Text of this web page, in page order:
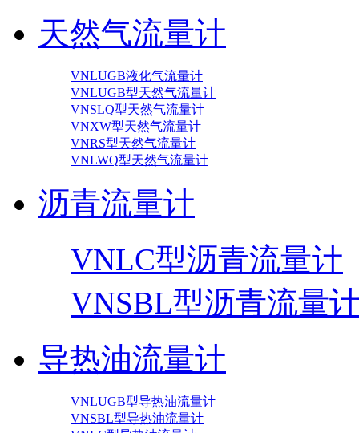
天然气流量计
VNLUGB液化气流量计
VNLUGB型天然气流量计
VNSLQ型天然气流量计
VNXW型天然气流量计
VNRS型天然气流量计
VNLWQ型天然气流量计
沥青流量计
VNLC型沥青流量计
VNSBL型沥青流量
导热油流量计
VNLUGB型导热油流量计
VNSBL型导热油流量计